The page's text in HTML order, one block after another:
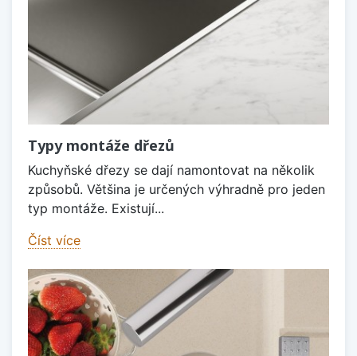
Typy montáže dřezů
Kuchyňské dřezy se dají namontovat na několik
způsobů. Většina je určených výhradně pro jeden
typ montáže. Existují...
Číst více